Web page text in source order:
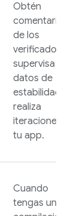
Obtén
comentarios
de los
verificadores,
supervisa los
datos de
estabilidad y
realiza
iteraciones en
tu app.
Cuando
tengas una